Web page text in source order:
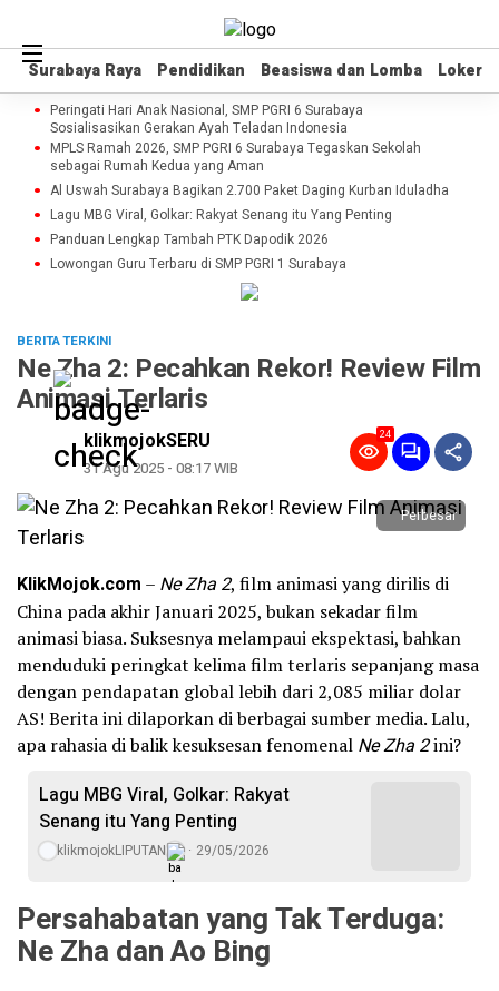
Surabaya Raya Pendidikan Beasiswa dan Lomba Loker
Surabaya Raya Pendidikan Beasiswa dan Lomba Loker
Peringati Hari Anak Nasional, SMP PGRI 6 Surabaya
Sosialisasikan Gerakan Ayah Teladan Indonesia
MPLS Ramah 2026, SMP PGRI 6 Surabaya Tegaskan Sekolah
sebagai Rumah Kedua yang Aman
Al Uswah Surabaya Bagikan 2.700 Paket Daging Kurban Iduladha
Lagu MBG Viral, Golkar: Rakyat Senang itu Yang Penting
Panduan Lengkap Tambah PTK Dapodik 2026
Lowongan Guru Terbaru di SMP PGRI 1 Surabaya
BERITA TERKINI
Ne Zha 2: Pecahkan Rekor! Review Film
Animasi Terlaris
klikmojokSERU
31 Agu 2025 - 08:17 WIB
24
Perbesar
KlikMojok.com – Ne Zha 2, film animasi yang dirilis di
China pada akhir Januari 2025, bukan sekadar film
animasi biasa. Suksesnya melampaui ekspektasi, bahkan
menduduki peringkat kelima film terlaris sepanjang masa
dengan pendapatan global lebih dari 2,085 miliar dolar
AS! Berita ini dilaporkan di berbagai sumber media. Lalu,
apa rahasia di balik kesuksesan fenomenal Ne Zha 2ini?
Lagu MBG Viral, Golkar: Rakyat
Senang itu Yang Penting
klikmojokLIPUTAN 29/05/2026
Persahabatan yang Tak Terduga:
Ne Zha dan Ao Bing